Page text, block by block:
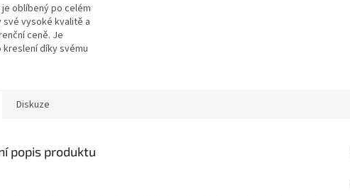
je oblíbený po celém
vysoké kvalitě a
ceně. Je
kreslení díky svému
Diskuze
popis produktu